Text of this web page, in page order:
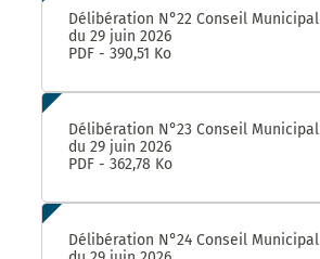
Délibération N°22 Conseil Municipal
du 29 juin 2026
PDF - 390,51 Ko
Délibération N°23 Conseil Municipal
du 29 juin 2026
PDF - 362,78 Ko
Délibération N°24 Conseil Municipal